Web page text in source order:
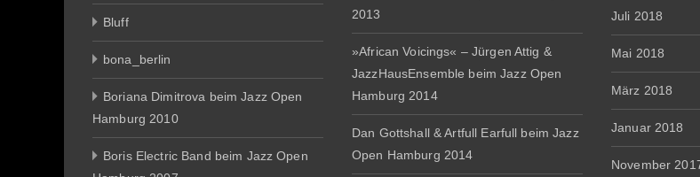
Bluff
bona_berlin
Boriana Dimitrova beim Jazz Open
Hamburg 2010
Boris Electric Band beim Jazz Open
2013
»African Voicings« – Jürgen Attig &
JazzHausEnsemble beim Jazz Open
Hamburg 2014
Dan Gottshall & Artfull Earfull beim Jazz
Open Hamburg 2014
Juli 2018
Mai 2018
März 2018
Januar 2018
November